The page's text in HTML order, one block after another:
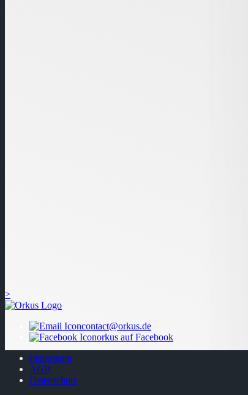
>
contact@orkus.de
orkus auf Facebook
Impressum
AGB
Datenschutz